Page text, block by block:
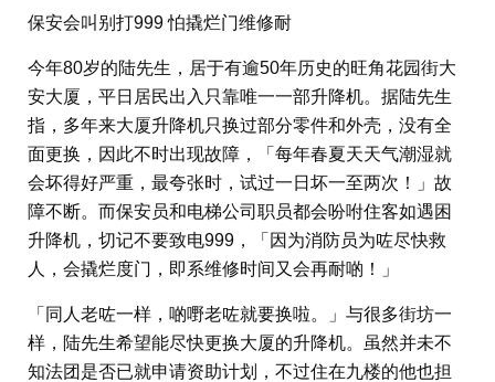
保安会叫别打999 怕撬烂门维修耐
今年80岁的陆先生，居于有逾50年历史的旺角花园街大
安大厦，平日居民出入只靠唯一一部升降机。据陆先生
指，多年来大厦升降机只换过部分零件和外壳，没有全
面更换，因此不时出现故障，「每年春夏天天气潮湿就
会坏得好严重，最夸张时，试过一日坏一至两次！」故
障不断。而保安员和电梯公司职员都会吩咐住客如遇困
升降机，切记不要致电999，「因为消防员为咗尽快救
人，会撬烂度门，即系维修时间又会再耐啲！」
「同人老咗一样，啲嘢老咗就要换啦。」与很多街坊一
样，陆先生希望能尽快更换大厦的升降机。虽然并未不
知法团是否已就申请资助计划，不过住在九楼的他也担